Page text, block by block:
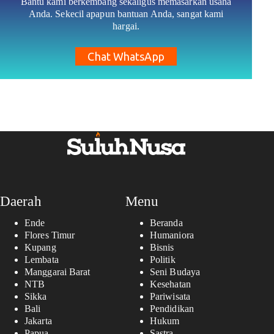
Anda. Sekecil apapun bantuan Anda, sangat kami
hargai.
Chat WhatsApp
Daerah
Ende
Flores Timur
Kupang
Lembata
Manggarai Barat
NTB
Sikka
Bali
Jakarta
Menu
Beranda
Humaniora
Bisnis
Politik
Seni Budaya
Kesehatan
Pariwisata
Pendidikan
Hukum